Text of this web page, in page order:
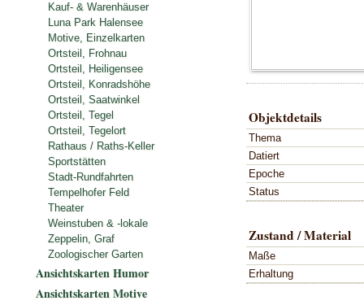
Objektdetails
Thema
Datiert
Epoche
Status
Zustand / Material
Maße
Erhaltung
Kauf- & Warenhäuser
Luna Park Halensee
Motive, Einzelkarten
Ortsteil, Frohnau
Ortsteil, Heiligensee
Ortsteil, Konradshöhe
Ortsteil, Saatwinkel
Ortsteil, Tegel
Ortsteil, Tegelort
Rathaus / Raths-Keller
Sportstätten
Stadt-Rundfahrten
Tempelhofer Feld
Theater
Weinstuben & -lokale
Zeppelin, Graf
Zoologischer Garten
Ansichtskarten Humor
Ansichtskarten Motive